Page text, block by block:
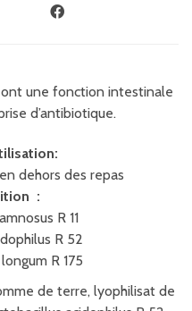
une fonction intestinale
d’antibiotique.
dehors des repas
:
R 11
R 52
R 175
de terre, lyophilisat de